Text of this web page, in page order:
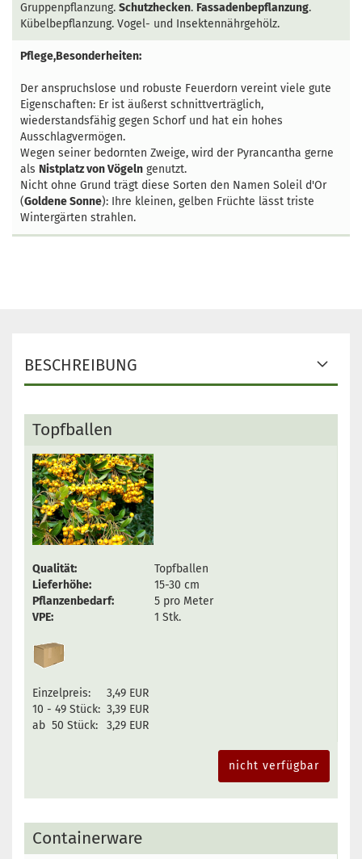
Gruppenpflanzung. Schutzhecken. Fassadenbepflanzung.
Kübelbepflanzung. Vogel- und Insektennährgehölz.
Pflege,Besonderheiten:
Der anspruchslose und robuste Feuerdorn vereint viele gute
Eigenschaften: Er ist äußerst schnittverträglich,
wiederstandsfähig gegen Schorf und hat ein hohes
Ausschlagvermögen.
Wegen seiner bedornten Zweige, wird der Pyrancantha gerne
als Nistplatz von Vögeln genutzt.
Nicht ohne Grund trägt diese Sorten den Namen Soleil d'Or
(Goldene Sonne): Ihre kleinen, gelben Früchte lässt triste
Wintergärten strahlen.
BESCHREIBUNG
Topfballen
Qualität:
Topfballen
Lieferhöhe:
15-30 cm
Pflanzenbedarf:
5 pro Meter
VPE:
1 Stk.
Einzelpreis:
3,49 EUR
10 - 49 Stück: 3,39 EUR
ab 50 Stück:
3,29 EUR
nicht verfügbar
Containerware